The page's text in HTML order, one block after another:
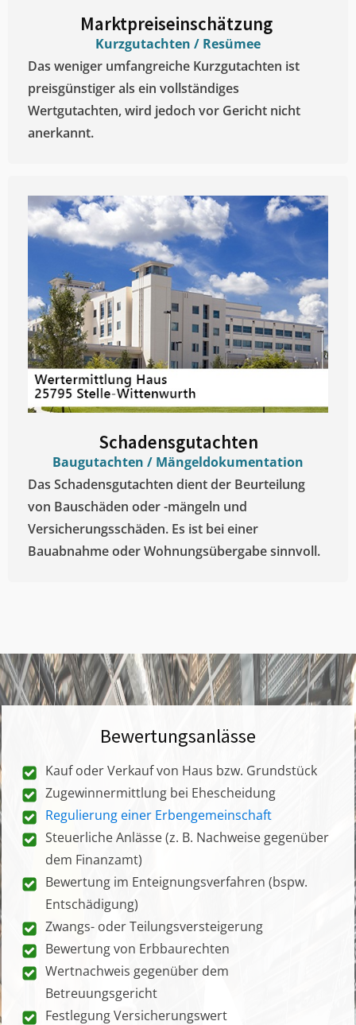
Marktpreiseinschätzung ​
Kurzgutachten / Resümee
Das weniger umfangreiche Kurzgutachten ist
preisgünstiger als ein vollständiges
Wertgutachten, wird jedoch vor Gericht nicht
anerkannt.
Schadensgutachten
Baugutachten / Mängeldokumentation
Das Schadensgutachten dient der Beurteilung
von Bauschäden oder -mängeln und
Versicherungsschäden. Es ist bei einer
Bauabnahme oder Wohnungsübergabe sinnvoll.
Bewertungsanlässe
Kauf oder Verkauf von Haus bzw. Grundstück
Zugewinnermittlung bei Ehescheidung
Regulierung einer Erbengemeinschaft
Steuerliche Anlässe (z. B. Nachweise gegenüber
dem Finanzamt)
Bewertung im Enteignungsverfahren (bspw.
Entschädigung)
Zwangs- oder Teilungsversteigerung
Bewertung von Erbbaurechten
Wertnachweis gegenüber dem
Betreuungsgericht
Festlegung Versicherungswert